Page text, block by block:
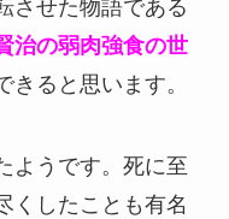
させた物語である
治の弱肉強食の世
きると思います。
ようです。死に至
くしたことも有名